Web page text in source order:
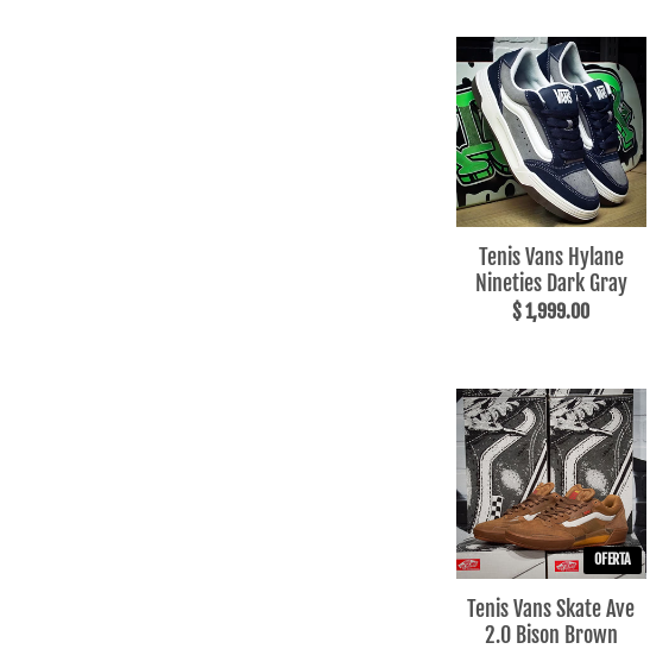
Tenis Vans Hylane
Nineties Dark Gray
$ 1,999.00
OFERTA
Tenis Vans Skate Ave
2.0 Bison Brown